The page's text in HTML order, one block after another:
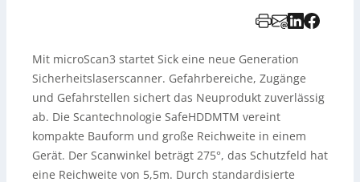
Mit microScan3 startet Sick eine neue Generation
Sicherheitslaserscanner. Gefahrbereiche, Zugänge
und Gefahrstellen sichert das Neuprodukt zuverlässig
ab. Die Scantechnologie SafeHDDMTM vereint
kompakte Bauform und große Reichweite in einem
Gerät. Der Scanwinkel beträgt 275°, das Schutzfeld hat
eine Reichweite von 5,5m. Durch standardisierte